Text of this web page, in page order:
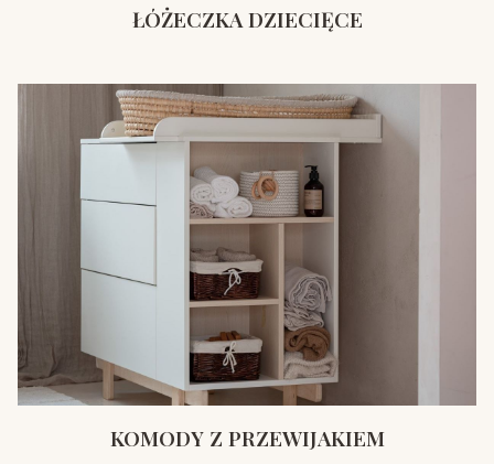
ŁÓŻECZKA DZIECIĘCE
KOMODY Z PRZEWIJAKIEM